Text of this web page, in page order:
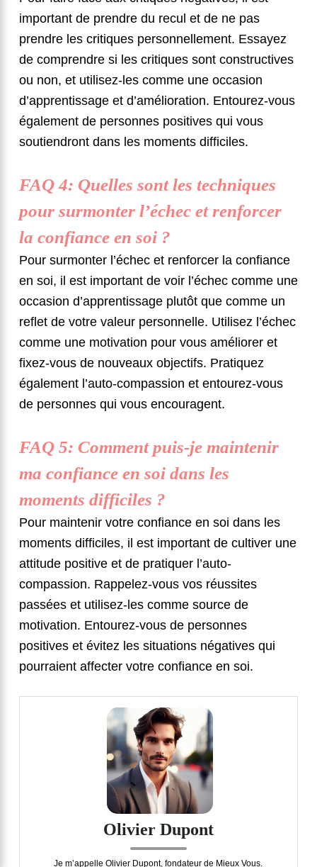
important de prendre du recul et de ne pas
prendre les critiques personnellement. Essayez
de comprendre si les critiques sont constructives
ou non, et utilisez-les comme une occasion
d’apprentissage et d’amélioration. Entourez-vous
également de personnes positives qui vous
soutiendront dans les moments difficiles.
FAQ 4: Quelles sont les techniques
pour surmonter l’échec et renforcer
la confiance en soi ?
Pour surmonter l’échec et renforcer la confiance
en soi, il est important de voir l’échec comme une
occasion d’apprentissage plutôt que comme un
reflet de votre valeur personnelle. Utilisez l’échec
comme une motivation pour vous améliorer et
fixez-vous de nouveaux objectifs. Pratiquez
également l’auto-compassion et entourez-vous
de personnes qui vous encouragent.
FAQ 5: Comment puis-je maintenir
ma confiance en soi dans les
moments difficiles ?
Pour maintenir votre confiance en soi dans les
moments difficiles, il est important de cultiver une
attitude positive et de pratiquer l’auto-
compassion. Rappelez-vous vos réussites
passées et utilisez-les comme source de
motivation. Entourez-vous de personnes
positives et évitez les situations négatives qui
pourraient affecter votre confiance en soi.
Olivier Dupont
Je m’appelle Olivier Dupont, fondateur de Mieux Vous.